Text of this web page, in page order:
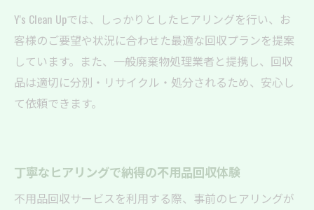
口コミで好評な不用品回収サービス紹介
不用品回収でトラブルを防ぐポイント解説
便利屋ならではの不用品回収対応力とは
実際の利用者が語る不用品回収の利点
Y's Clean Upでは、しっかりとしたヒアリングを行い、お
客様のご要望や状況に合わせた最適な回収プランを提案
しています。また、一般廃棄物処理業者と提携し、回収
品は適切に分別・リサイクル・処分されるため、安心し
て依頼できます。
丁寧なヒアリングで納得の不用品回収体験
不用品回収サービスを利用する際、事前のヒアリングが